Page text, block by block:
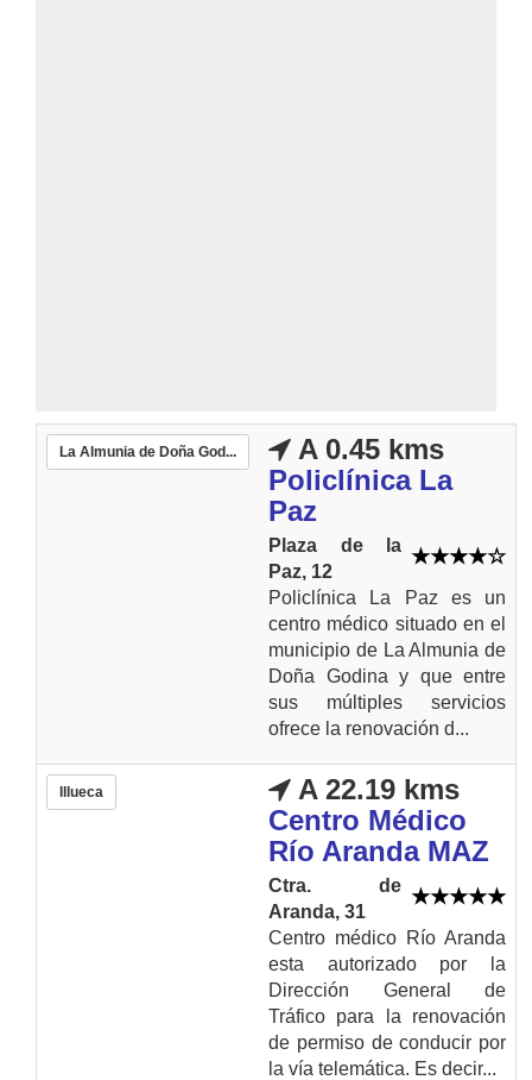
La Almunia de Doña God...
A 0.45 kms
Policlínica La
Paz
Plaza de la
Paz, 12
Policlínica La Paz es un
centro médico situado en el
municipio de La Almunia de
Doña Godina y que entre
sus múltiples servicios
ofrece la renovación d...
Illueca
A 22.19 kms
Centro Médico
Río Aranda MAZ
Ctra. de
Aranda, 31
Centro médico Río Aranda
esta autorizado por la
Dirección General de
Tráfico para la renovación
de permiso de conducir por
la vía telemática. Es decir...